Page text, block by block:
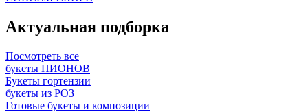
Актуальная подборка
Посмотреть все
букеты ПИОНОВ
Букеты гортензии
букеты из РОЗ
Готовые букеты и композиции